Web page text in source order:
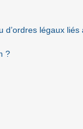
d’ordres légaux liés
?